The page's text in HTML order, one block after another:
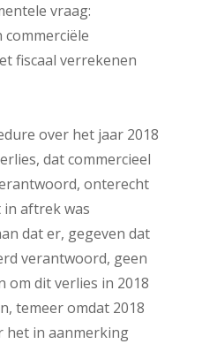
vraag:
commerciële
fiscaal verrekenen
over het jaar 2018
dat commercieel
onterecht
aftrek was
dat er, gegeven dat
verantwoord, geen
om dit verlies in 2018
temeer omdat 2018
het in aanmerking